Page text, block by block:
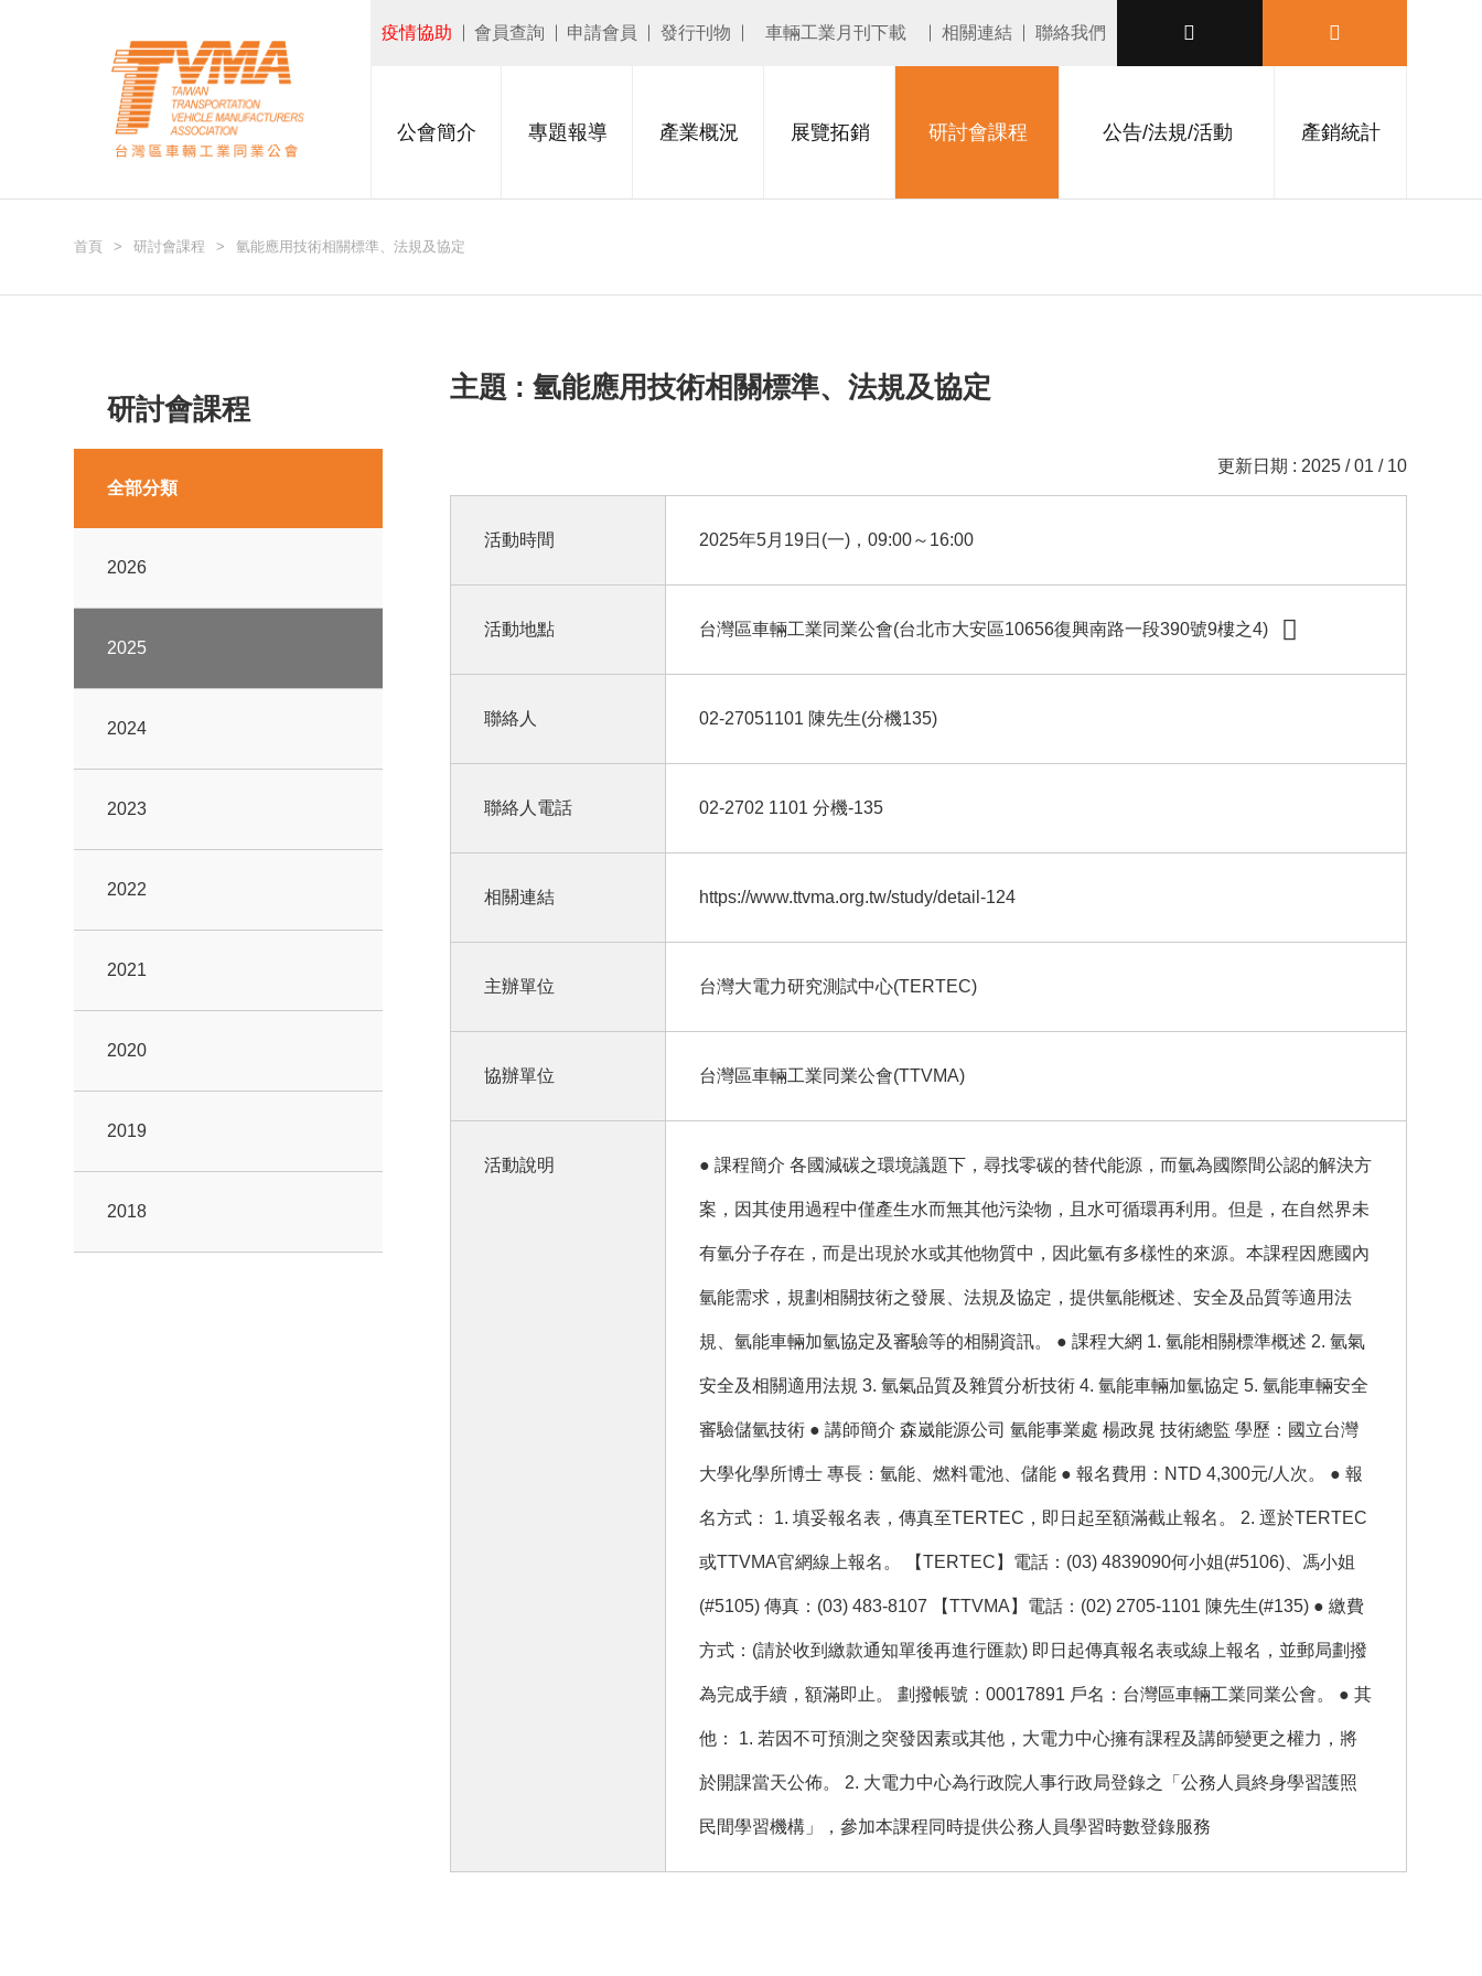
公會簡介 專題報導 產業概況 展覽拓銷 研討會課程 公告/法規/活動 產銷統計
疫情協助 會員查詢 申請會員 發行刊物 車輛工業月刊下載 相關連結 聯絡我們
首頁 研討會課程 氫能應用技術相關標準、法規及協定
研討會課程
全部分類
2026
2025
2024
2023
2022
2021
2020
2019
2018
主題 : 氫能應用技術相關標準、法規及協定
更新日期 : 2025 / 01 / 10
活動時間 2025年5月19日(一)，09:00～16:00
活動地點 台灣區車輛工業同業公會(台北市大安區10656復興南路一段390號9樓之4)
聯絡人 02-27051101 陳先生(分機135)
聯絡人電話 02-2702 1101 分機-135
相關連結 https://www.ttvma.org.tw/study/detail-124
主辦單位 台灣大電力研究測試中心(TERTEC)
協辦單位 台灣區車輛工業同業公會(TTVMA)
活動說明 ● 課程簡介 各國減碳之環境議題下，尋找零碳的替代能源，而氫為國際間公認的解決方
案，因其使用過程中僅產生水而無其他污染物，且水可循環再利用。但是，在自然界未
有氫分子存在，而是出現於水或其他物質中，因此氫有多樣性的來源。本課程因應國內
氫能需求，規劃相關技術之發展、法規及協定，提供氫能概述、安全及品質等適用法
規、氫能車輛加氫協定及審驗等的相關資訊。 ● 課程大網 1. 氫能相關標準概述 2. 氫氣
安全及相關適用法規 3. 氫氣品質及雜質分析技術 4. 氫能車輛加氫協定 5. 氫能車輛安全
審驗儲氫技術 ● 講師簡介 森崴能源公司 氫能事業處 楊政晁 技術總監 學歷：國立台灣
大學化學所博士 專長：氫能、燃料電池、儲能 ● 報名費用：NTD 4,300元/人次。 ● 報
名方式： 1. 填妥報名表，傳真至TERTEC，即日起至額滿截止報名。 2. 逕於TERTEC
或TTVMA官網線上報名。 【TERTEC】電話：(03) 4839090何小姐(#5106)、馮小姐
(#5105) 傳真：(03) 483-8107 【TTVMA】電話：(02) 2705-1101 陳先生(#135) ● 繳費
方式：(請於收到繳款通知單後再進行匯款) 即日起傳真報名表或線上報名，並郵局劃撥
為完成手續，額滿即止。 劃撥帳號：00017891 戶名：台灣區車輛工業同業公會。 ● 其
他： 1. 若因不可預測之突發因素或其他，大電力中心擁有課程及講師變更之權力，將
於開課當天公佈。 2. 大電力中心為行政院人事行政局登錄之「公務人員終身學習護照
民間學習機構」，參加本課程同時提供公務人員學習時數登錄服務